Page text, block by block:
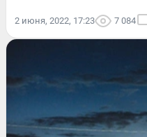
2 июня, 2022, 17:23 7 084